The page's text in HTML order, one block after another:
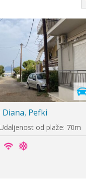
Metropol, Edipsos
od plaže: 150m